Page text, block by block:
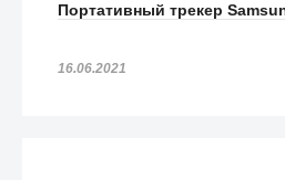
Портативный трекер
16.06.2021